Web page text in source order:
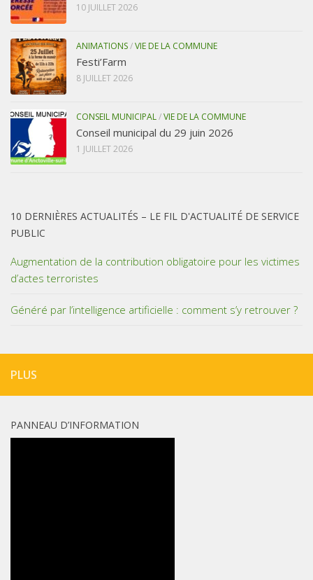
10 JUILLET 2026
ANIMATIONS/VIE DE LA COMMUNE
Festi’Farm
8 JUILLET 2026
CONSEIL MUNICIPAL/VIE DE LA COMMUNE
Conseil municipal du 29 juin 2026
1 JUILLET 2026
10 DERNIÈRES ACTUALITÉS – LE FIL D'ACTUALITÉ DE SERVICE
PUBLIC
Augmentation de la contribution obligatoire pour les victimes
d’actes terroristes
Généré par l’intelligence artificielle : comment s’y retrouver ?
PLUS
PANNEAU D’INFORMATION